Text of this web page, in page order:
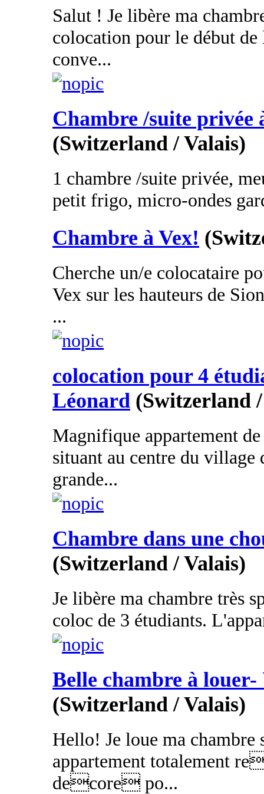
Salut ! Je libère ma
colocation pour le début de
conve...
Chambre /suite privée
(Switzerland / Valais)
1 chambre /suite privée,
petit frigo, micro-ondes
Chambre à Vex!
Cherche un/e colocataire
Vex sur les hauteurs de
...
colocation pour 4
Léonard (Switzerland
Magnifique appartement
situant au centre du village
grande...
Chambre dans une
(Switzerland / Valais)
Je libère ma chambre très
coloc de 3 étudiants.
Belle chambre à
(Switzerland / Valais)
Hello! Je loue ma
appartement totalement
decore po...